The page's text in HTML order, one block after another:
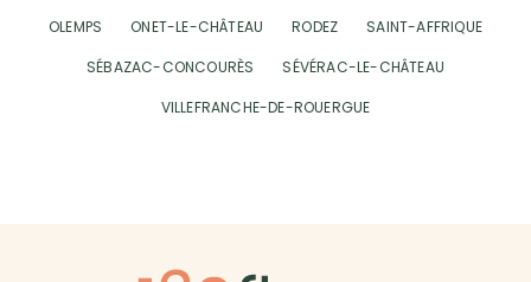
OLEMPS
ONET-LE-CHÂTEAU RODEZ
SAINT-AFFRIQUE
SÉBAZAC-CONCOURÈS
SÉVÉRAC-LE-CHÂTEAU
VILLEFRANCHE-DE-ROUERGUE